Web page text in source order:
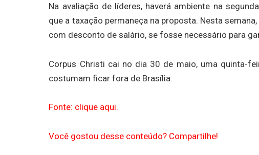
Na avaliação de líderes, haverá ambiente na
que a taxação permaneça na proposta. Nesta
com desconto de salário, se fosse necessário para
Corpus Christi cai no dia 30 de maio, uma quinta-
costumam ficar fora de Brasília.
Fonte: clique aqui.
Você gostou desse conteúdo? Compartilhe!